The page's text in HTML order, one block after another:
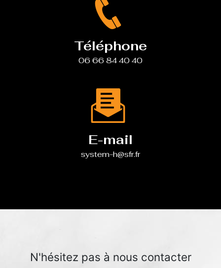
Téléphone
06 66 84 40 40
E-mail
system-h@sfr.fr
N'hésitez pas à nous contacter